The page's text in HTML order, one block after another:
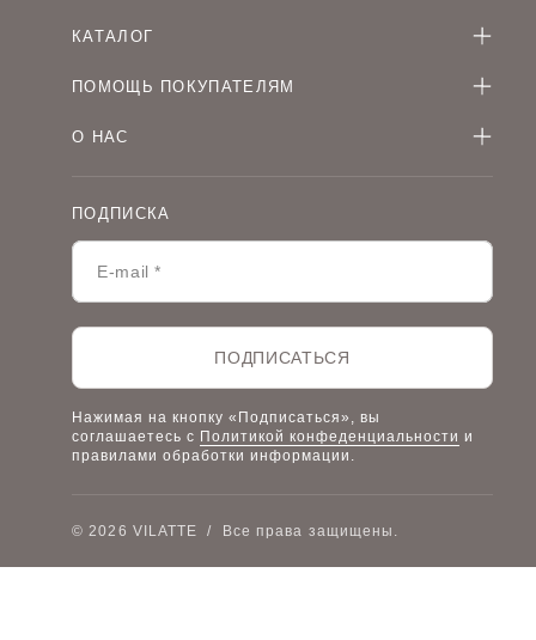
КАТАЛОГ
Детская одежда оптом
ПОМОЩЬ ПОКУПАТЕЛЯМ
Условия сотрудничества
Таблицы размеров
О НАС
Политика конфиденциальности
Наши дилеры
Наш розничный интернет-магазин
ПОДПИСКА
ПОДПИСАТЬСЯ
Нажимая на кнопку «Подписаться», вы
соглашаетесь с Политикой конфеденциальности и
правилами обработки информации.
© 2026 VILATTE / Все права защищены.